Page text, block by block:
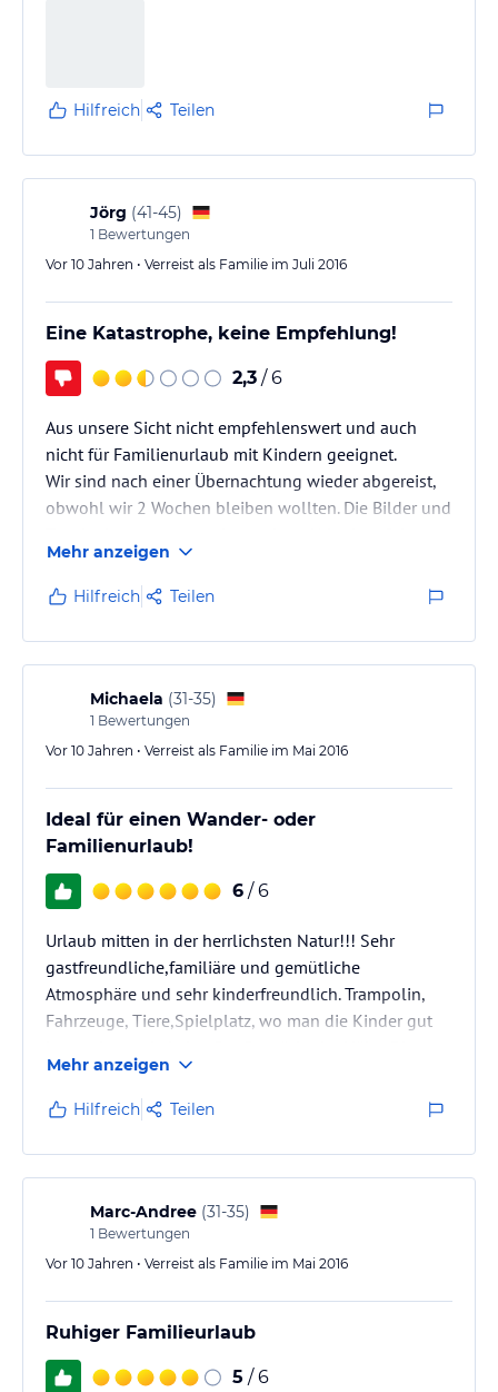
Hilfreich Teilen
Jörg (41-45)
1 Bewertungen
Vor 10 Jahren • Verreist als Familie im Juli 2016
Eine Katastrophe, keine Empfehlung!
2,3 / 6
Aus unsere Sicht nicht empfehlenswert und auch
nicht für Familienurlaub mit Kindern geeignet.
Wir sind nach einer Übernachtung wieder abgereist,
obwohl wir 2 Wochen bleiben wollten. Die Bilder und
Bauernhof mit vielen Tieren, was wir vor Ort aber
nicht so erleben durften. Das Hof Café ist wohl schon
seit Jahren geschlossen, die Spielgeräte mussten
zuerst von Unkraut befreit werden. Im Sankasten
fanden wir irgendwelche Insekten. Die Kühe und
Kälber konnten wir wegen…
Mehr anzeigen
Hilfreich Teilen
Michaela (31-35)
1 Bewertungen
Vor 10 Jahren • Verreist als Familie im Mai 2016
Ideal für einen Wander- oder
Familienurlaub!
6 / 6
Urlaub mitten in der herrlichsten Natur!!! Sehr
gastfreundliche,familiäre und gemütliche
Atmosphäre und sehr kinderfreundlich. Trampolin,
Fahrzeuge, Tiere,Spielplatz, wo man die Kinder gut
Wohnungen sind sauber, gepflegt und groß genug
für Familien mit Kindern,sehr schöne Aufteilung. Wir
hatten Halbpension gebucht und waren sehr
zufrieden. Gutes und frisches Essen, viel Auswahl,
aber doch so, dass man nicht den Überblick verliert
(kenne ich leider aus anderen…
Mehr anzeigen
Hilfreich Teilen
Marc-Andree (31-35)
1 Bewertungen
Vor 10 Jahren • Verreist als Familie im Mai 2016
Ruhiger Familieurlaub
5 / 6